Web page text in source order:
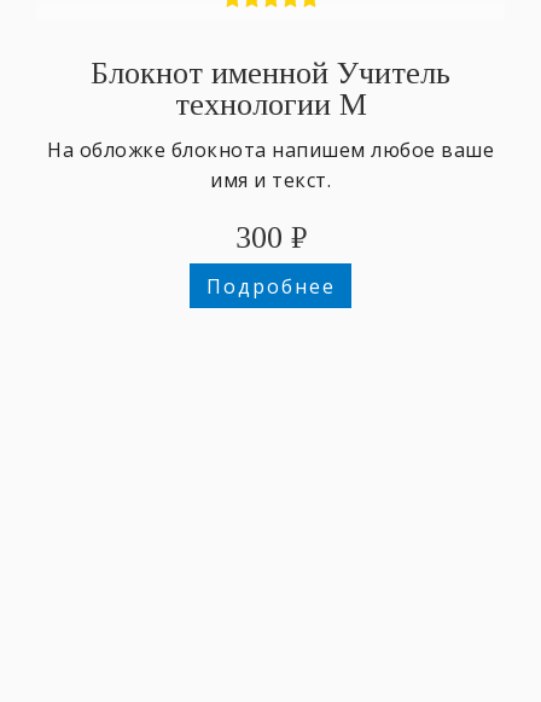
Блокнот именной Учитель
технологии М
На обложке блокнота напишем любое ваше
имя и текст.
300 ₽
Подробнее